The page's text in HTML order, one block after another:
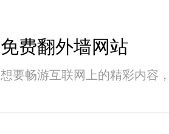
免费翻外墙网站
想要畅游互联网上的精彩内容